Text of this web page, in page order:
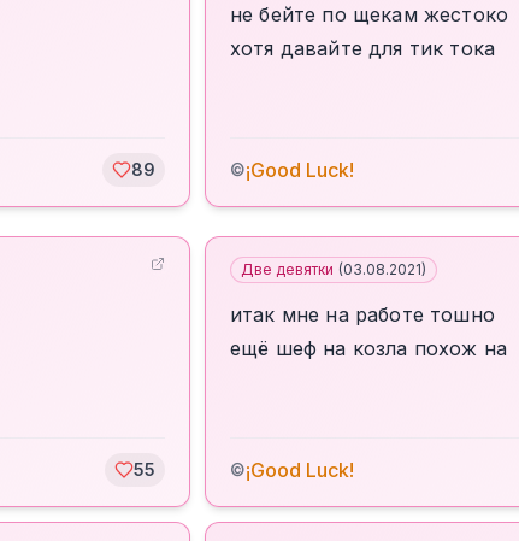
89
не бейте по щекам жестоко
хотя давайте для тик тока
©¡Good Luck!
55
Две девятки (03.08.2021)
итак мне на работе тошно
ещё шеф на козла похож на
©¡Good Luck!